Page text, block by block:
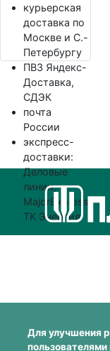
курьерская
доставка по
Москве и С.-
Петербургу
ПВЗ Яндекс-
Доставка,
СДЭК
почта
России
экспресс-
доставки:
Деловые
линии,
MajorExpress,
ТК Энергия
Для улучшения